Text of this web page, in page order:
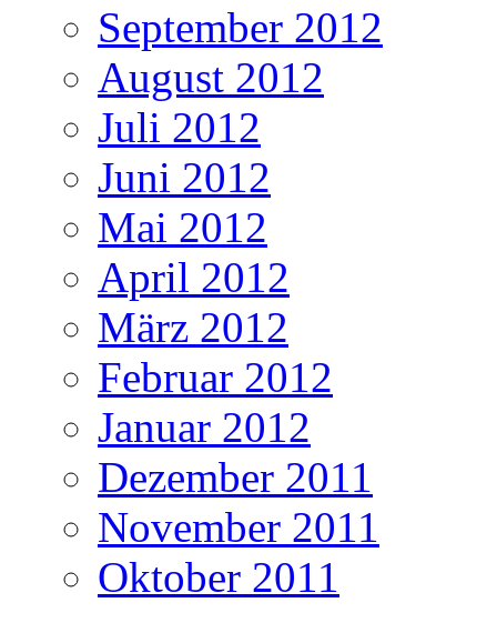
September 2012
August 2012
Juli 2012
Juni 2012
Mai 2012
April 2012
März 2012
Februar 2012
Januar 2012
Dezember 2011
November 2011
Oktober 2011